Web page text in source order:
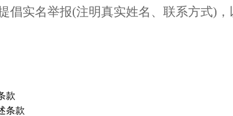
倡实名举报(注明真实姓名、联系方式)
款
条款